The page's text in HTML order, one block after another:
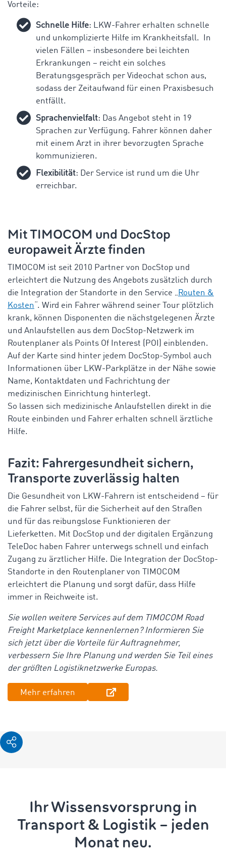
Vorteile:
Schnelle Hilfe: LKW-Fahrer erhalten schnelle
und unkomplizierte Hilfe im Krankheitsfall. In
vielen Fällen – insbesondere bei leichten
Erkrankungen – reicht ein solches
Beratungsgespräch per Videochat schon aus,
sodass der Zeitaufwand für einen Praxisbesuch
entfällt.
Sprachenvielfalt: Das Angebot steht in 19
Sprachen zur Verfügung. Fahrer können daher
mit einem Arzt in ihrer bevorzugten Sprache
kommunizieren.
Flexibilität: Der Service ist rund um die Uhr
erreichbar.
Mit TIMOCOM und DocStop
europaweit Ärzte finden
TIMOCOM ist seit 2010 Partner von DocStop und
erleichtert die Nutzung des Angebots zusätzlich durch
die Integration der Standorte in den Service „ Routen &
Kosten “. Wird ein Fahrer während seiner Tour plötzlich
krank, können Disponenten die nächstgelegenen Ärzte
und Anlaufstellen aus dem DocStop-Netzwerk im
Routenplaner als Points Of Interest (POI) einblenden.
Auf der Karte sind hinter jedem DocStop-Symbol auch
Informationen über LKW-Parkplätze in der Nähe sowie
Name, Kontaktdaten und Fachrichtung der
medizinischen Einrichtung hinterlegt.
So lassen sich medizinische Anlaufstellen direkt in die
Route einbinden und Fahrer erhalten schnell ärztliche
Hilfe.
Fazit: Fahrergesundheit sichern,
Transporte zuverlässig halten
Die Gesundheit von LKW-Fahrern ist entscheidend – für
die Fahrer selbst, für die Sicherheit auf den Straßen
und für das reibungslose Funktionieren der
Lieferketten. Mit DocStop und der digitalen Ergänzung
TeleDoc haben Fahrer unterwegs schnell und einfach
Zugang zu ärztlicher Hilfe. Die Integration der DocStop-
Standorte in den Routenplaner von TIMOCOM
erleichtert die Planung und sorgt dafür, dass Hilfe
immer in Reichweite ist.
Sie wollen weitere Services auf dem TIMOCOM Road
Freight Marketplace kennenlernen? Informieren Sie
sich jetzt über die Vorteile für Auftragnehmer,
verbessern Sie Ihre Planung und werden Sie Teil eines
der größten Logistiknetzwerke Europas.
Mehr erfahren
Ihr Wissensvorsprung in
Transport & Logistik – jeden
Monat neu.